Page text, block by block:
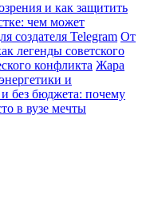
и как защитить
чем может
создателя Telegram От
легенды советского
конфликта Жара
и
без бюджета: почему
в вузе мечты